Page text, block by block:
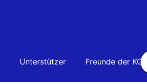
Unterstützer Freunde der KG